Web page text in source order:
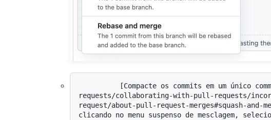
requests/collaborating-with-pull-requests/
request/about-pull-request-merges#squash-and-
clicando no menu suspenso de mesclagem,